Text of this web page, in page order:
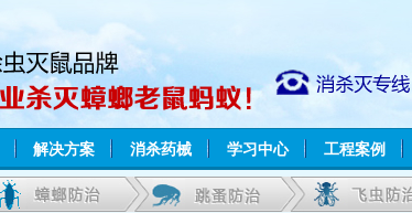
解决方案 消杀药械 学习中心 工程案例